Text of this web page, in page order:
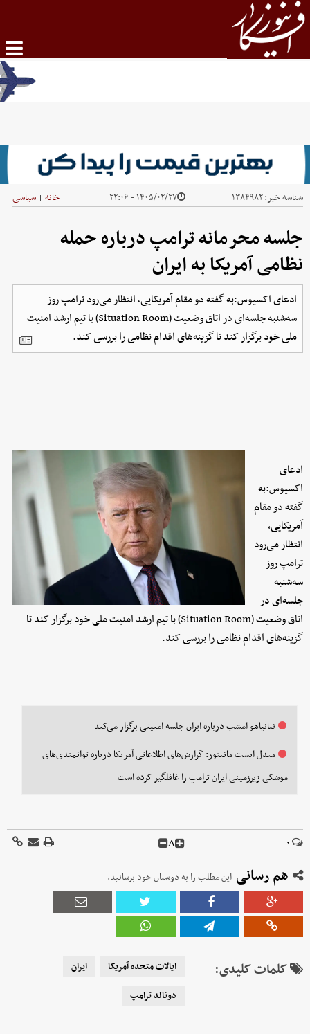
شناسه خبر:۱۳۸۴۹۸۲ ۱۴۰۵/۰۲/۲۷ - ۲۲:۰۶ خانه | سیاسی
جلسه محرمانه ترامپ درباره حمله
نظامی آمریکا به ایران
ادعای اکسیوس:به گفته دو مقام آمریکایی، انتظار می‌رود ترامپ روز
سه‌شنبه جلسه‌ای در اتاق وضعیت (Situation Room) با تیم ارشد امنیت
ملی خود برگزار کند تا گزینه‌های اقدام نظامی را بررسی کند.
ادعای
اکسیوس:به
گفته دو مقام
آمریکایی،
انتظار می‌رود
ترامپ روز
سه‌شنبه
جلسه‌ای در
اتاق وضعیت (Situation Room) با تیم ارشد امنیت ملی خود برگزار کند تا
گزینه‌های اقدام نظامی را بررسی کند.
نتانیاهو امشب درباره ایران جلسه امنیتی برگزار می‌کند
میدل‌ ایست مانیتور: گزارش‌های اطلاعاتی آمریکا درباره توانمندی‌های
موشکی زیرزمینی ایران ترامپ را غافلگیر کرده است
۰ A
هم رسانی این مطلب را به دوستان خود برسانید.
کلمات کلیدی: ایالات متحده آمریکا
ایران
دونالد ترامپ